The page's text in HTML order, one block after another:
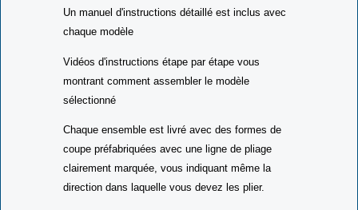
Un manuel d'instructions détaillé est inclus avec
chaque modèle
Vidéos d'instructions étape par étape vous
montrant comment assembler le modèle
sélectionné
Chaque ensemble est livré avec des formes de
coupe préfabriquées avec une ligne de pliage
clairement marquée, vous indiquant même la
direction dans laquelle vous devez les plier.